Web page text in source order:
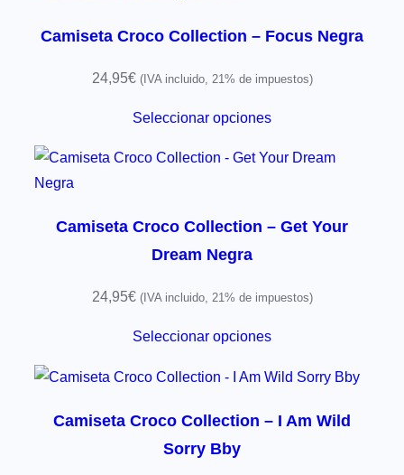
Camiseta Croco Collection – Focus Negra
24,95€ (IVA incluido, 21% de impuestos)
Seleccionar opciones
Camiseta Croco Collection – Get Your
Dream Negra
24,95€ (IVA incluido, 21% de impuestos)
Seleccionar opciones
Camiseta Croco Collection – I Am Wild
Sorry Bby